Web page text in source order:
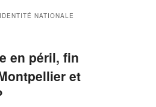
IDENTITÉ NATIONALE
en péril, fin
et